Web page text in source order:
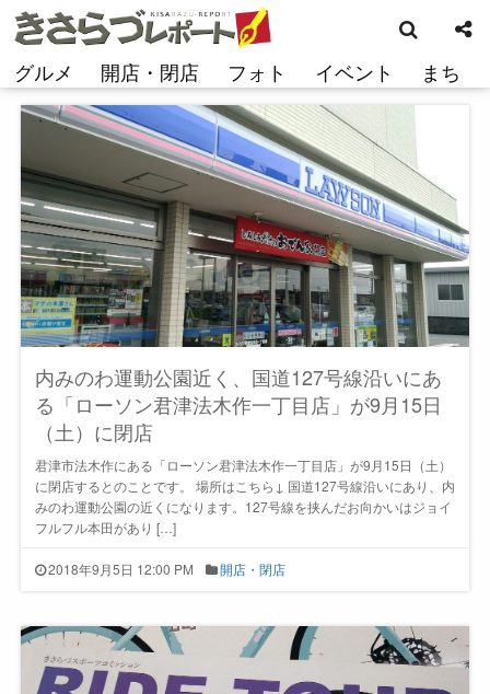
コ
ン
ン
グルメ 開店・閉店 フォト イベント まち
索
内みのわ運動公園近く、国道127号線沿いにあ
る「ローソン君津法木作一丁目店」が9月15日
（土）に閉店
君津市法木作にある「ローソン君津法木作一丁目店」が9月15日（土）
に閉店するとのことです。 場所はこちら↓ 国道127号線沿いにあり、内
みのわ運動公園の近くになります。127号線を挟んだお向かいはジョイ
フルフル本田があり […]
2018年9月5日 12:00 PM 開店・閉店